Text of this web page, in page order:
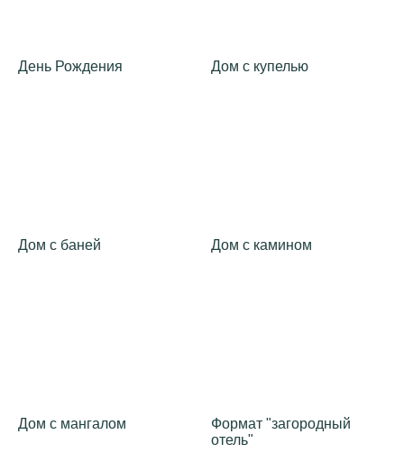
День Рождения Дом с купелью
Дом с баней Дом с камином
Дом с мангалом
Формат "загородный
отель"